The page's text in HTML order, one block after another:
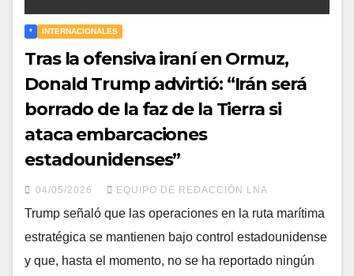
* INTERNACIONALES
Tras la ofensiva iraní en Ormuz,
Donald Trump advirtió: “Irán será
borrado de la faz de la Tierra si
ataca embarcaciones
estadounidenses”
04/05/2026 EQUIPO DE REDACCIÓN LNA
Trump señaló que las operaciones en la ruta marítima
estratégica se mantienen bajo control estadounidense
y que, hasta el momento, no se ha reportado ningún